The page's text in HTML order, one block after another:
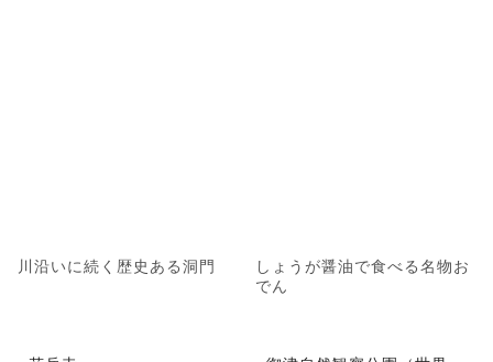
川沿いに続く歴史ある洞門
しょうが醤油で食べる名物お
でん